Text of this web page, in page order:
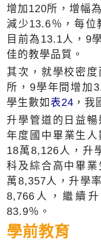
增加120所，增幅
減少13.6％，每位
目前為13.1人，9
佳的教學品質。
其次，就學校密
所，9學年間增加
學生數如 表24 ，我
升學管道的日益
年度國中畢業生
18萬8,126人，升
科及綜合高中畢
萬8,357人，升學
8,766人，繼續
83.9％。
學前教育